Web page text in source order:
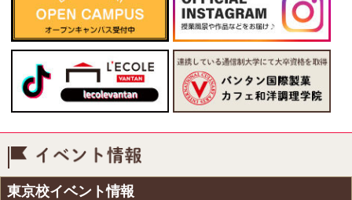
東京校イベント情報